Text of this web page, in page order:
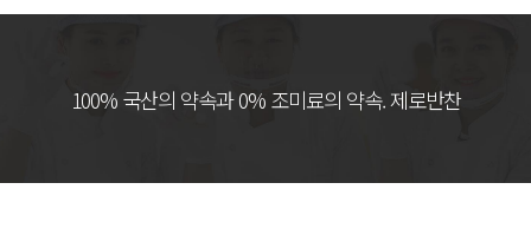
100% 국산의 약속과 0% 조미료의 약속. 제로반찬